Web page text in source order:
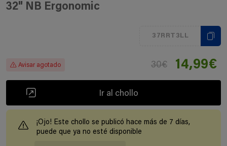
32" NB Ergonomic
37RRT3LL
Avisar agotado 30€ 14,99€
Ir al chollo
¡Ojo! Este chollo se publicó hace más de 7 días,
puede que ya no esté disponible